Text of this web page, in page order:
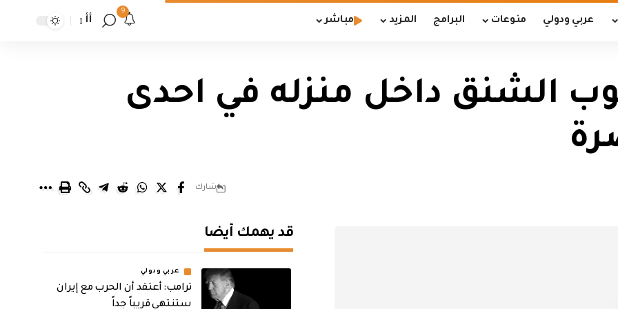
عربي ودولي منوعات البرامج المزيد مباشر
9
أأ
الشنق داخل منزله في احدى
شارك
قد يهمك أيضا
عربي ودولي
‏ترامب: أعتقد أن الحرب مع إيران
ستنتهي قريباً جداً